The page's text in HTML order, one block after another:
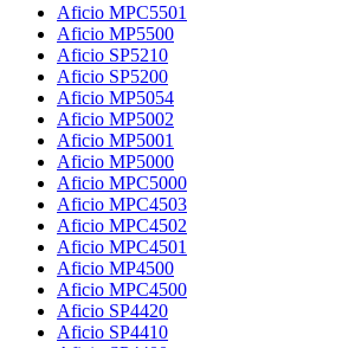
Aficio MPC5501
Aficio MP5500
Aficio SP5210
Aficio SP5200
Aficio MP5054
Aficio MP5002
Aficio MP5001
Aficio MP5000
Aficio MPC5000
Aficio MPC4503
Aficio MPC4502
Aficio MPC4501
Aficio MP4500
Aficio MPC4500
Aficio SP4420
Aficio SP4410